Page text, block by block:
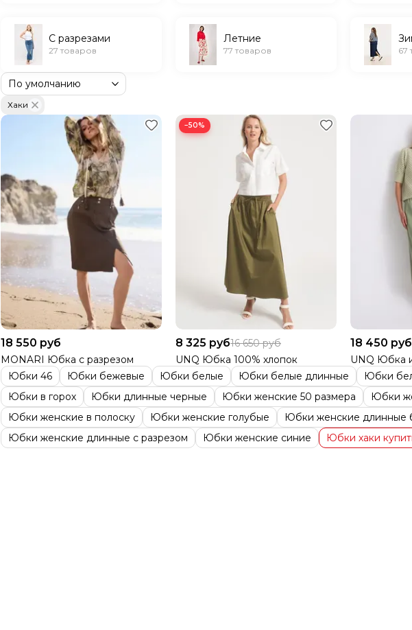
С разрезами
27 товаров
Летние
77 товаров 67
Хаки
18 550 руб
MONARI Юбка с разрезом
−50%
8 325 руб16 650 руб
UNQ Юбка 100% хлопок
18 450 руб
UNQ Юбка
Юбки 46
Юбки бежевые Юбки белые Юбки белые длинные Юбки
Юбки в горох
Юбки длинные черные Юбки женские 50 размера
Юбки
Юбки женские в полоску
Юбки женские голубые
Юбки женские длинные
Юбки женские длинные с разрезом
Юбки женские синие Юбки хаки